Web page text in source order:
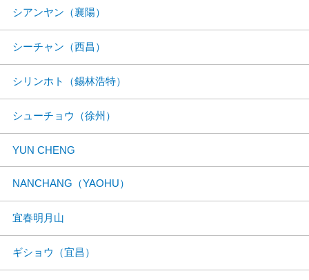
シアンヤン（襄陽）
シーチャン（西昌）
シリンホト（錫林浩特）
シューチョウ（徐州）
YUN CHENG
NANCHANG（YAOHU）
宜春明月山
ギショウ（宜昌）